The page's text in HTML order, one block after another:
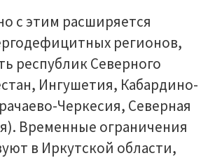
с этим расширяется
регионов,
республик Северного
Ингушетия, Кабардино-
Черкесия, Северная
Временные ограничения
в Иркутской области,